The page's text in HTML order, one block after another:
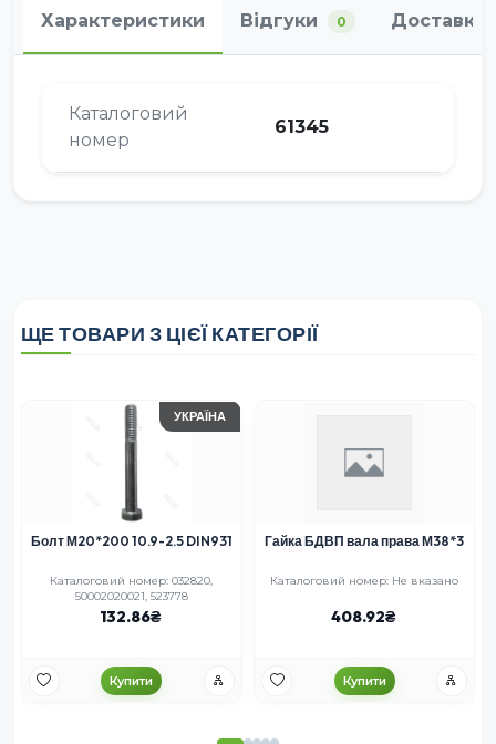
Характеристики Відгуки 0 Доставка
Каталоговий
номер
61345
ЩЕ ТОВАРИ З ЦІЄЇ КАТЕГОРІЇ
УКРАЇНА
Болт М20*200 10.9-2.5 DIN931
Каталоговий номер: 032820,
50002020021, 523778
132.86
Купити
Гайка БДВП вала права М38*3
Каталоговий номер: Не вказано
408.92
Купити